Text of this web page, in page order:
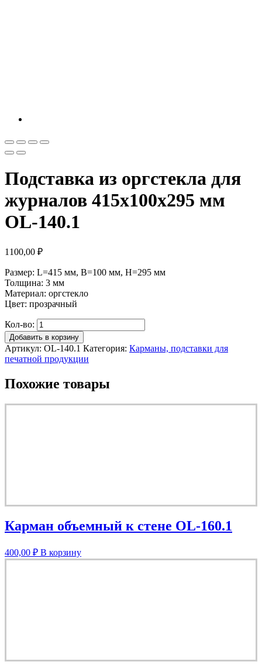
Подставка из оргстекла для
журналов 415х100х295 мм
OL-140.1
1100,00 ₽
Размер: L=415 мм, B=100 мм, H=295 мм
Толщина: 3 мм
Материал: оргстекло
Цвет: прозрачный
Кол-во:
Добавить в корзину
Артикул: OL-140.1 Категория: Карманы, подставки для
печатной продукции
Похожие товары
Карман объемный к стене OL-160.1
400,00 ₽ В корзину